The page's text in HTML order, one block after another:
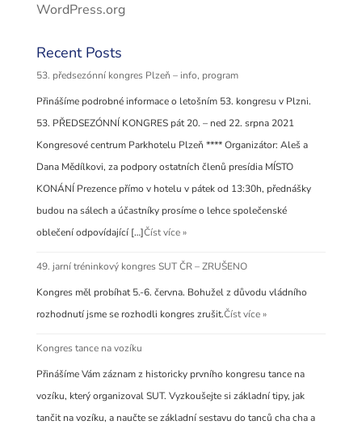
WordPress.org
Recent Posts
53. předsezónní kongres Plzeň – info, program
Přinášíme podrobné informace o letošním 53. kongresu v Plzni.
53. PŘEDSEZÓNNÍ KONGRES pát 20. – ned 22. srpna 2021
Kongresové centrum Parkhotelu Plzeň **** Organizátor: Aleš a
Dana Mědílkovi, za podpory ostatních členů presídia MÍSTO
KONÁNÍ Prezence přímo v hotelu v pátek od 13:30h, přednášky
budou na sálech a účastníky prosíme o lehce společenské
oblečení odpovídající […]Číst více »
49. jarní tréninkový kongres SUT ČR – ZRUŠENO
Kongres měl probíhat 5.-6. června. Bohužel z důvodu vládního
rozhodnutí jsme se rozhodli kongres zrušit.Číst více »
Kongres tance na vozíku
Přinášíme Vám záznam z historicky prvního kongresu tance na
vozíku, který organizoval SUT. Vyzkoušejte si základní tipy, jak
tančit na vozíku, a naučte se základní sestavu do tanců cha cha a